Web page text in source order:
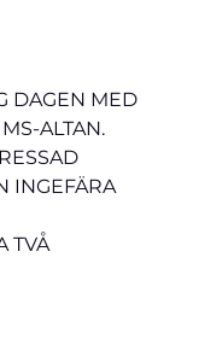
DAGEN MED
ALTAN.
INGEFÄRA
TVÅ